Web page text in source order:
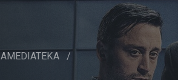
AMEDIATEKA /